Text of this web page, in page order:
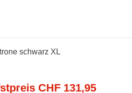
schwarz XL
CHF 131,95